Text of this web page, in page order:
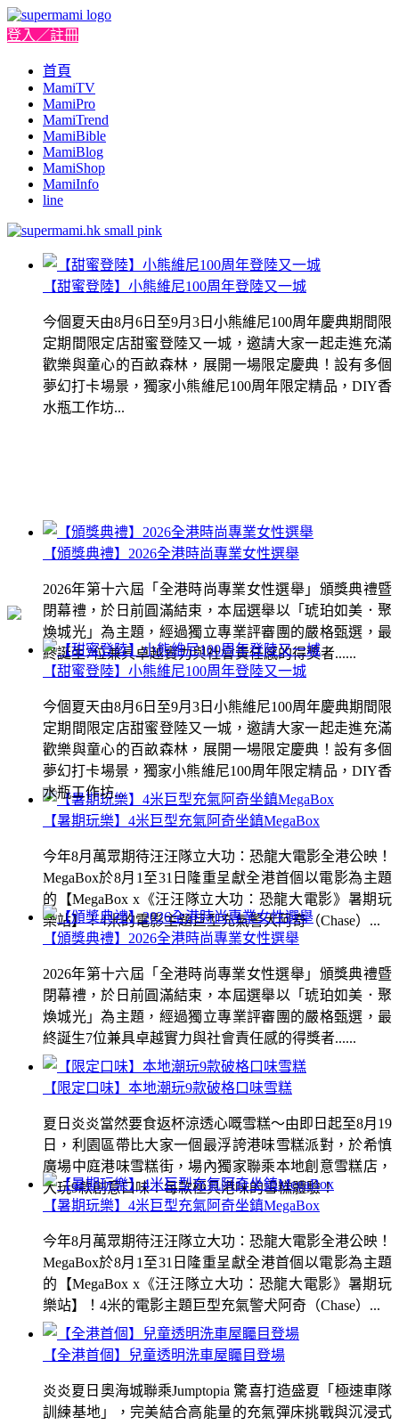
登入／註冊
首頁
MamiTV
MamiPro
MamiTrend
MamiBible
MamiBlog
MamiShop
MamiInfo
line
【甜蜜登陸】小熊維尼100周年登陸又一城
今個夏天由8月6日至9月3日小熊維尼100周年慶典期間限
定期間限定店甜蜜登陸又一城，邀請大家一起走進充滿
歡樂與童心的百畝森林，展開一場限定慶典！設有多個
夢幻打卡場景，獨家小熊維尼100周年限定精品，DIY香
水瓶工作坊...
【頒獎典禮】2026全港時尚專業女性選舉
2026年第十六屆「全港時尚專業女性選舉」頒獎典禮暨
閉幕禮，於日前圓滿結束，本屆選舉以「琥珀如美．聚
煥城光」為主題，經過獨立專業評審團的嚴格甄選，最
終誕生7位兼具卓越實力與社會責任感的得獎者......
【暑期玩樂】4米巨型充氣阿奇坐鎮MegaBox
今年8月萬眾期待汪汪隊立大功：恐龍大電影全港公映！
MegaBox於8月1至31日隆重呈獻全港首個以電影為主題
的【MegaBox x《汪汪隊立大功：恐龍大電影》暑期玩
樂站】！4米的電影主題巨型充氣警犬阿奇（Chase）...
【限定口味】本地潮玩9款破格口味雪糕
夏日炎炎當然要食返杯涼透心嘅雪糕～由即日起至8月19
日，利園區帶比大家一個最浮誇港味雪糕派對，於希慎
廣場中庭港味雪糕街，場內獨家聯乘本地創意雪糕店，
大玩9款創意口味！每款極具港味的雪糕體驗！
【全港首個】兒童透明洗車屋矚目登場
炎炎夏日奧海城聯乘Jumptopia 驚喜打造盛夏「極速車隊
訓練基地」，完美結合高能量的充氣彈床挑戰與沉浸式
【甜蜜登陸】小熊維尼100周年登陸又一城
今個夏天由8月6日至9月3日小熊維尼100周年慶典期間限
定期間限定店甜蜜登陸又一城，邀請大家一起走進充滿
歡樂與童心的百畝森林，展開一場限定慶典！設有多個
夢幻打卡場景，獨家小熊維尼100周年限定精品，DIY香
水瓶工作坊...
【頒獎典禮】2026全港時尚專業女性選舉
2026年第十六屆「全港時尚專業女性選舉」頒獎典禮暨
閉幕禮，於日前圓滿結束，本屆選舉以「琥珀如美．聚
煥城光」為主題，經過獨立專業評審團的嚴格甄選，最
終誕生7位兼具卓越實力與社會責任感的得獎者......
【暑期玩樂】4米巨型充氣阿奇坐鎮MegaBox
今年8月萬眾期待汪汪隊立大功：恐龍大電影全港公映！
MegaBox於8月1至31日隆重呈獻全港首個以電影為主題
的【MegaBox x《汪汪隊立大功：恐龍大電影》暑期玩
樂站】！4米的電影主題巨型充氣警犬阿奇（Chase）...